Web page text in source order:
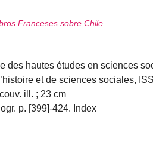
Franceses sobre Chile
des hautes études en sciences
et de sciences sociales,
ill. ; 23 cm
p. [399]-424. Index